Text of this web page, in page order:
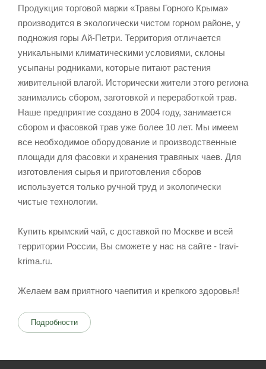
Продукция торговой марки «Травы Горного Крыма»
производится в экологически чистом горном районе, у
подножия горы Ай-Петри. Территория отличается
уникальными климатическими условиями, склоны
усыпаны родниками, которые питают растения
живительной влагой. Исторически жители этого региона
занимались сбором, заготовкой и переработкой трав.
Наше предприятие создано в 2004 году, занимается
сбором и фасовкой трав уже более 10 лет. Мы имеем
все необходимое оборудование и производственные
площади для фасовки и хранения травяных чаев. Для
изготовления сырья и приготовления сборов
используется только ручной труд и экологически
чистые технологии.
Купить крымский чай, с доставкой по Москве и всей
территории России, Вы сможете у нас на сайте - travi-
krima.ru.
Желаем вам приятного чаепития и крепкого здоровья!
Подробности